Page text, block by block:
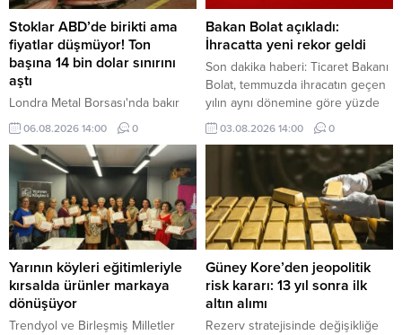
Stoklar ABD’de birikti ama
fiyatlar düşmüyor! Ton
başına 14 bin dolar sınırını
aştı
Londra Metal Borsası'nda bakır
fiyatları, ABD'deki stok artışına ve
tarife belirsizliklerine rağmen ton
başına 14 bin 178 dolara çıkarak
son 12 haftanın zirvesini gördü.
Şili'deki üretim kesintisi arz
endişelerini artırdı.
06.08.2026 14:00 0
Bakan Bolat açıkladı:
İhracatta yeni rekor geldi
Son dakika haberi: Ticaret Bakanı
Bolat, temmuzda ihracatın geçen
yılın aynı dönemine göre yüzde
2,9 artarak 25,6 milyar dolara
ulaştığını ve en yüksek temmuz
ayı ihracatına imza atıldığını
03.08.2026 14:00 0
Yarının köyleri eğitimleriyle
kırsalda ürünler markaya
dönüşüyor
Trendyol ve Birleşmiş Milletler
Güney Kore’den jeopolitik
risk kararı: 13 yıl sonra ilk
altın alımı
Rezerv stratejisinde değişikliğe